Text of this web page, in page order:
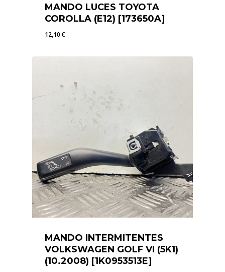
MANDO LUCES TOYOTA
COROLLA (E12) [173650A]
12,10€
MANDO INTERMITENTES
VOLKSWAGEN GOLF VI (5K1)
(10.2008) [1K0953513E]